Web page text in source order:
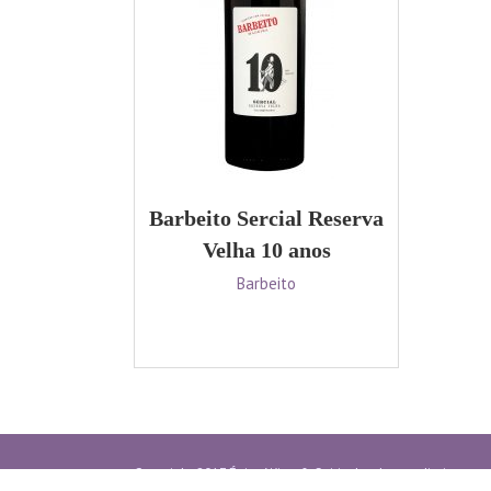
Barbeito Sercial Reserva
Velha 10 anos
Barbeito
Copyright 2017 Épice Wine & Spirits | todos os direitos